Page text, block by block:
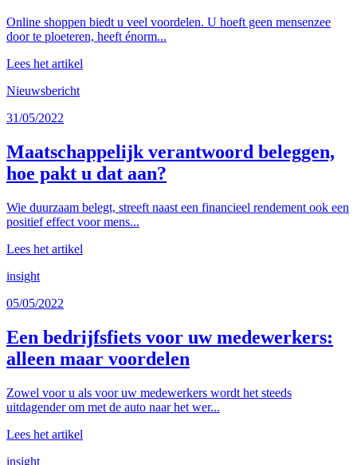
Online shoppen biedt u veel voordelen. U hoeft geen mensenzee
door te ploeteren, heeft énorm...
Lees het artikel
Nieuwsbericht
31/05/2022
Maatschappelijk verantwoord beleggen,
hoe pakt u dat aan?
Wie duurzaam belegt, streeft naast een financieel rendement ook een
positief effect voor mens...
Lees het artikel
insight
05/05/2022
Een bedrijfsfiets voor uw medewerkers:
alleen maar voordelen
Zowel voor u als voor uw medewerkers wordt het steeds
uitdagender om met de auto naar het wer...
Lees het artikel
insight